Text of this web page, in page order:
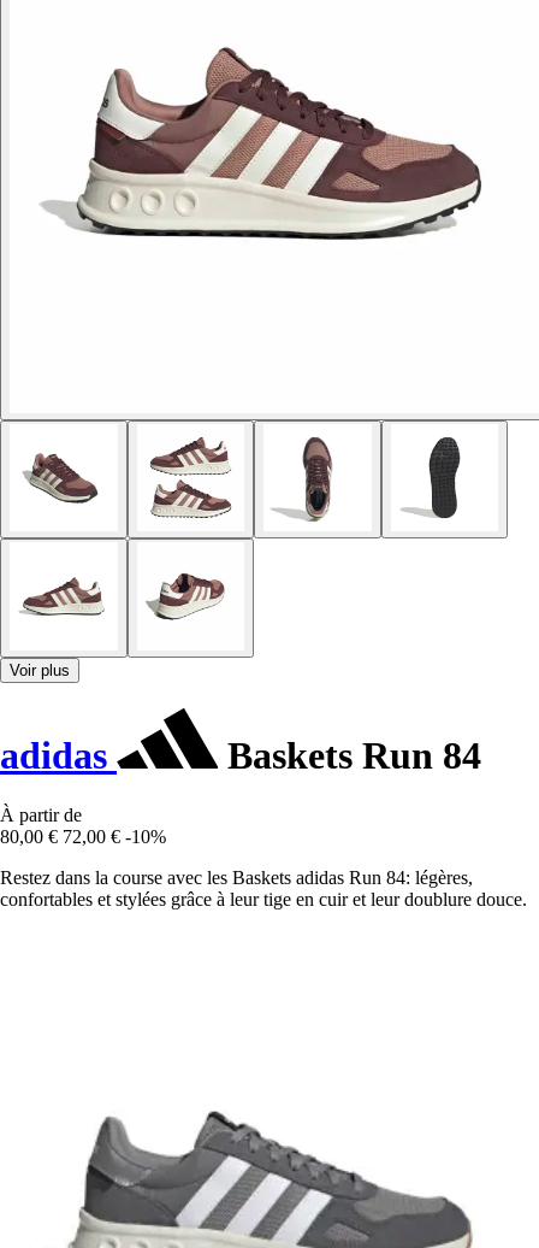
Voir plus
adidas Baskets Run 84
À partir de
80,00 € 72,00 € -10%
Restez dans la course avec les Baskets adidas Run 84: légères,
confortables et stylées grâce à leur tige en cuir et leur doublure douce.